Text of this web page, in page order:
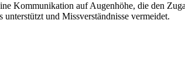
Kommunikation auf Augenhöhe, die den
und Missverständnisse vermeidet.